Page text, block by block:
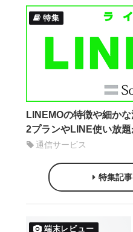
特集
LINEMOの特徴や細か
2プランやLINE使い放題
通信サービス
特集記
端末レビュー